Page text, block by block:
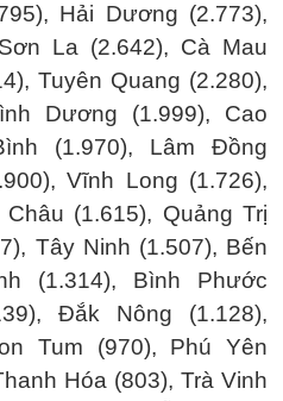
Hải Dương (2.773),
La (2.642), Cà Mau
Tuyên Quang (2.280),
Dương (1.999), Cao
(1.970), Lâm Đồng
Vĩnh Long (1.726),
(1.615), Quảng Trị
Tây Ninh (1.507), Bến
(1.314), Bình Phước
Đắk Nông (1.128),
Tum (970), Phú Yên
Hóa (803), Trà Vinh